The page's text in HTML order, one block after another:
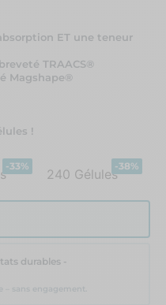
ET une teneur
TRAACS®
Magshape®
!
-33%
240 Gélules
-38%
durables -
sans engagement.